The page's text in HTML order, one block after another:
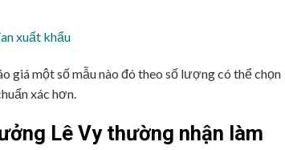
xuất khẩu
giá một số mẫu nào đó theo số lượng có thể chọn
xác hơn.
Lê Vy thường nhận làm